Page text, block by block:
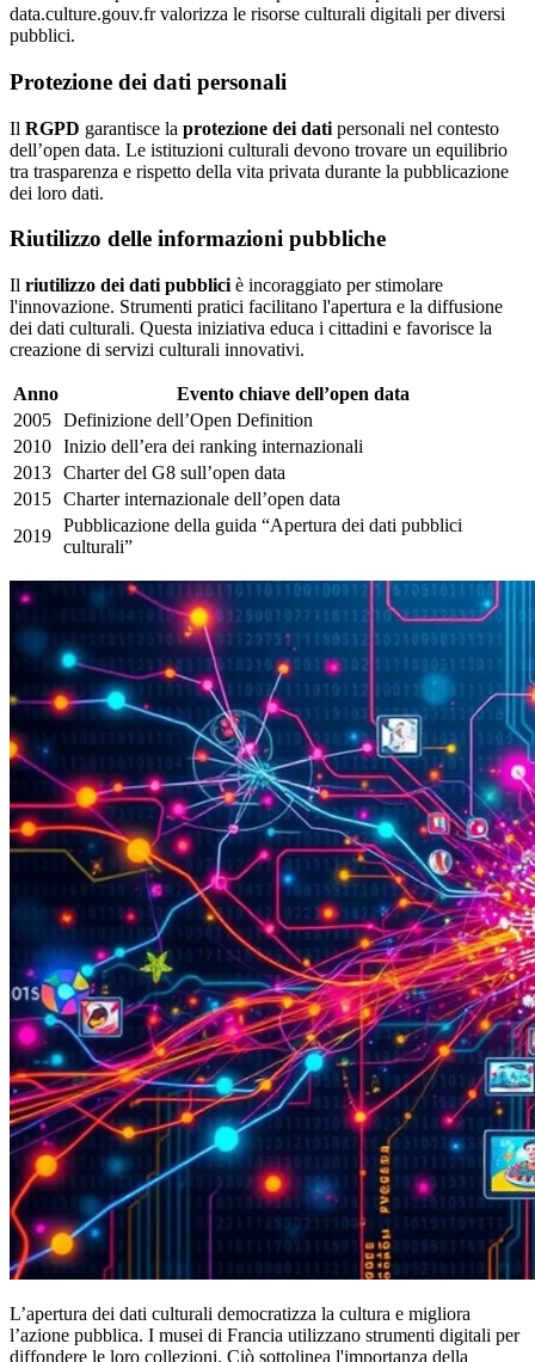
data.culture.gouv.fr valorizza le risorse culturali digitali per diversi
pubblici.
Protezione dei dati personali
Il RGPD garantisce la protezione dei dati personali nel contesto
dell’open data. Le istituzioni culturali devono trovare un equilibrio
tra trasparenza e rispetto della vita privata durante la pubblicazione
dei loro dati.
Riutilizzo delle informazioni pubbliche
Il riutilizzo dei dati pubblici è incoraggiato per stimolare
l'innovazione. Strumenti pratici facilitano l'apertura e la diffusione
dei dati culturali. Questa iniziativa educa i cittadini e favorisce la
creazione di servizi culturali innovativi.
Anno
Evento chiave dell’open data
2005 Definizione dell’Open Definition
2010 Inizio dell’era dei ranking internazionali
2013 Charter del G8 sull’open data
2015 Charter internazionale dell’open data
2019
Pubblicazione della guida “Apertura dei dati pubblici
culturali”
L’apertura dei dati culturali democratizza la cultura e migliora
l’azione pubblica. I musei di Francia utilizzano strumenti digitali per
diffondere le loro collezioni. Ciò sottolinea l'importanza della